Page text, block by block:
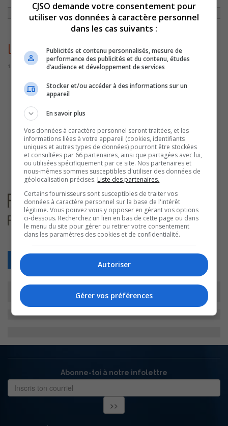
logo parc éolien
18 juillet 2016 | Par Journaliste CJSO
Abonne-toi à notre infolettre
CJSO demande votre consentement pour
utiliser vos données à caractère personnel
dans les cas suivants :
Publicités et contenu personnalisés, mesure de
performance des publicités et du contenu, études
d’audience et développement de services
Stocker et/ou accéder à des informations sur un
appareil
En savoir plus
Vos données à caractère personnel seront traitées, et les
informations liées à votre appareil (cookies, identifiants
uniques et autres types de données) pourront être stockées
et consultées par 66 partenaires, ainsi que partagées avec lui,
ou utilisées spécifiquement par ce site. Nos partenaires et
nous-mêmes sommes susceptibles d'utiliser des données de
géolocalisation précises. Liste des partenaires.
Certains fournisseurs sont susceptibles de traiter vos
données à caractère personnel sur la base de l'intérêt
légitime. Vous pouvez vous y opposer en gérant vos options
ci-dessous. Recherchez un lien en bas de cette page ou dans
le menu du site pour gérer ou retirer votre consentement
dans les paramètres des cookies et de confidentialité.
Autoriser
Gérer vos préférences